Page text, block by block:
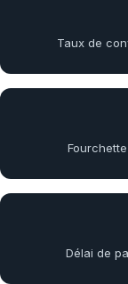
Taux de
Délai de